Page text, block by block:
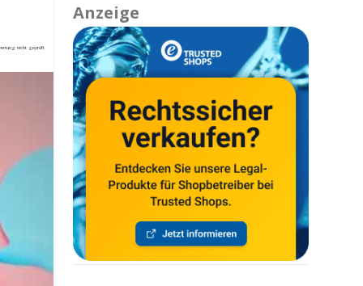
Anzeige